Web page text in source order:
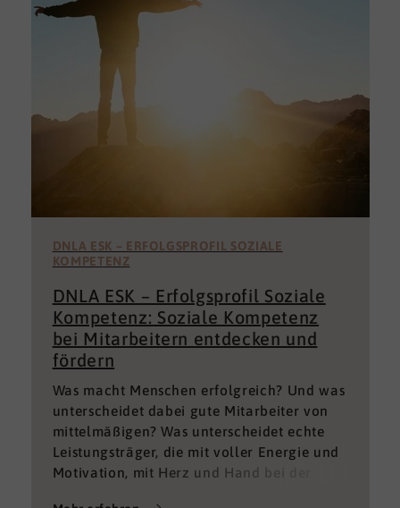
DNLA ESK – ERFOLGSPROFIL SOZIALE
KOMPETENZ
DNLA ESK – Erfolgsprofil Soziale
Kompetenz: Soziale Kompetenz
bei Mitarbeitern entdecken und
fördern
Was macht Menschen erfolgreich? Und was
unterscheidet dabei gute Mitarbeiter von
mittelmäßigen? Was unterscheidet echte
Leistungsträger, die mit voller Energie und
Motivation, mit Herz und Hand bei der